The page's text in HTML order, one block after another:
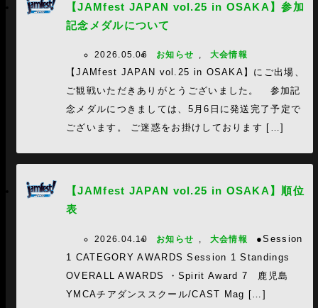
【JAMfest JAPAN vol.25 in OSAKA】参加
記念メダルについて
2026.05.06 お知らせ 大会情報
【JAMfest JAPAN vol.25 in OSAKA】にご出場、
ご観戦いただきありがとうございました。 参加記
念メダルにつきましては、5月6日に発送完了予定で
ございます。 ご迷惑をお掛けしております […]
【JAMfest JAPAN vol.25 in OSAKA】順位
表
2026.04.10 お知らせ 大会情報
●Session
1 CATEGORY AWARDS Session 1 Standings
OVERALL AWARDS ・Spirit Award 7 鹿児島
YMCAチアダンススクール/CAST Mag […]